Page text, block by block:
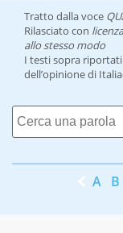
Tratto dalla voce
Rilasciato con
allo stesso modo
I testi sopra
dell’opinione di
A B